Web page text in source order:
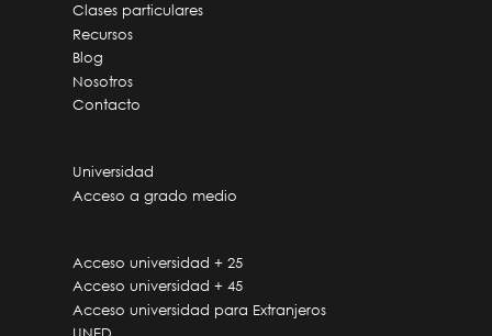
Clases particulares
Recursos
Blog
Nosotros
Contacto
Universidad
Acceso a grado medio
Acceso universidad + 25
Acceso universidad + 45
Acceso universidad para Extranjeros